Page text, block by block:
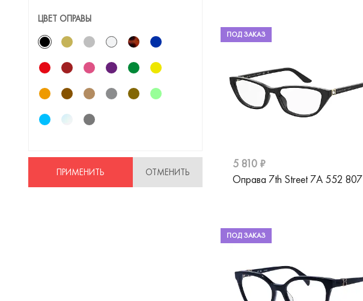
Miu Miu
Moschino
Pepe Jeans
Pierre Cardin
Polaroid
Ray-Ban
ЦВЕТ ОПРАВЫ
ПРИМЕНИТЬ ОТМЕНИТЬ
ПОД ЗАКАЗ
5 810 ₽
Оправа 7th Street 7A 552 807
ПОД ЗАКАЗ